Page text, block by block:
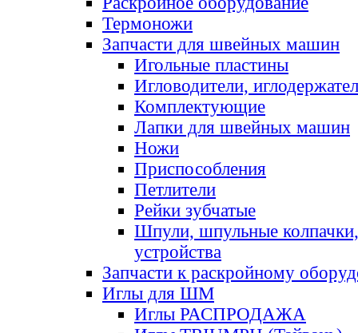
Термоножи
Запчасти для швейных машин
Игольные пластины
Игловодители,
Комплектующие
Лапки для швейных машин
Ножи
Приспособления
Петлители
Рейки зубчатые
Шпули, шпульные
устройства
Запчасти к раскройному
Иглы для ШМ
Иглы РАСПРОДАЖА